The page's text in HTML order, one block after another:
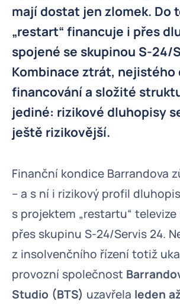
mají dostat jen zlomek. Do
„restart“ financuje i přes
spojené se skupinou S-24/
Kombinace ztrát,
financování a složité
jediné: rizikové dluhopisy
ještě rizikovější.
Finanční kondice Barrandova
– a s ní i rizikový profil
s projektem „restartu“
přes skupinu S-24/Servis 24.
z insolvenčního řízení totiž
provozní společnost
Studio (BTS) uzavřela leden